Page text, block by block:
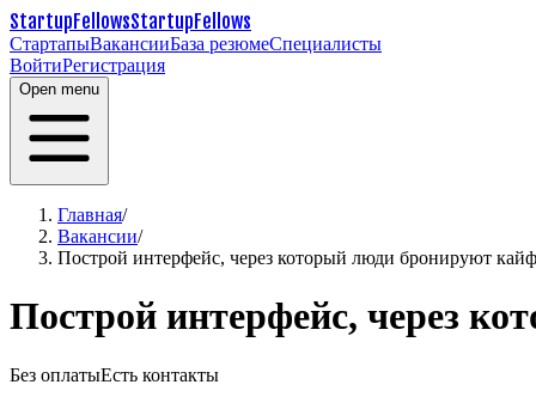
StartupFellowsStartupFellows
СтартапыВакансииБаза резюмеСпециалисты
ВойтиРегистрация
Open menu
Главная/
Вакансии/
Построй интерфейс, через который люди бронируют кайф
Построй интерфейс, через
Без оплатыЕсть контакты